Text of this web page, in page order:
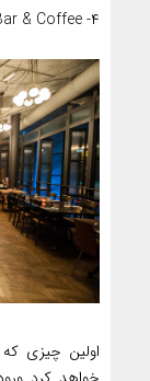
۴- Acme Bar & Coffee– کوالالامپور
اولین چیزی